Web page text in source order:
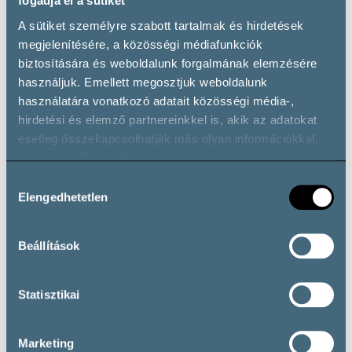
A sütiket személyre szabott tartalmak és hirdetések
megjelenítésére, a közösségi médiafunkciók
biztosítására és weboldalunk forgalmának elemzésére
használjuk. Emellett megosztjuk weboldalunk
használatára vonatkozó adatait közösségi média-,
hirdetési és elemző partnereinkkel is, akik az adatokat
esetleg összekapcsolhatják más olyan információkkal,
amelyeket Ön adott meg számukra, vagy amelyeket
során.
kiválasztása
Elengedhetetlen
Beállítások
Statisztikai
Marketing
WiFi Private parking